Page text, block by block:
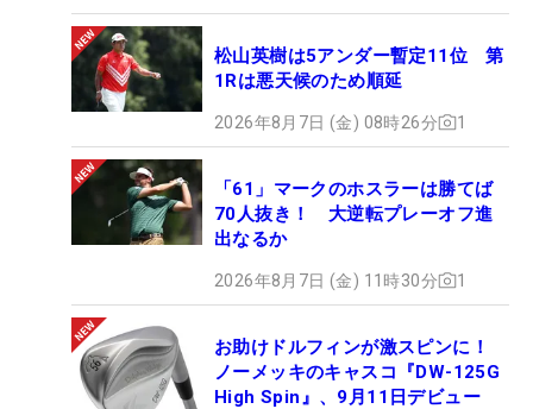
松山英樹は5アンダー暫定11位 第
1Rは悪天候のため順延
2026年8月7日 (金) 08時26分 1
「61」マークのホスラーは勝てば
70人抜き！ 大逆転プレーオフ進
出なるか
2026年8月7日 (金) 11時30分 1
お助けドルフィンが激スピンに！
ノーメッキのキャスコ『DW-125G
High Spin』、9月11日デビュー